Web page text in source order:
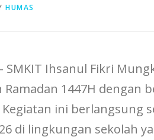
HUMAS
SMKIT Ihsanul Fikri
1447H dengan
ini berlangsung
di lingkungan sekolah